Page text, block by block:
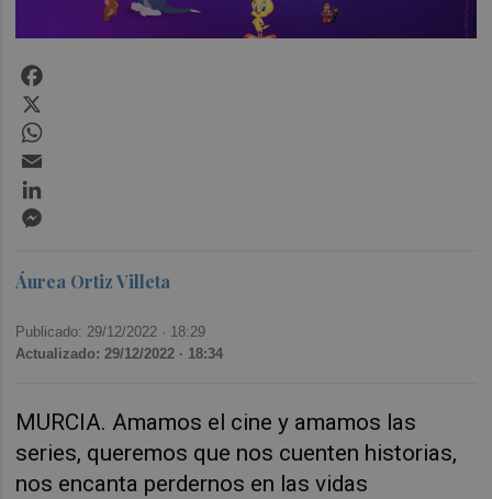
Áurea Ortiz Villeta
Publicado: 29/12/2022 · 18:29
Actualizado: 29/12/2022 · 18:34
MURCIA. Amamos el cine y amamos las
series, queremos que nos cuenten historias,
nos encanta perdernos en las vidas